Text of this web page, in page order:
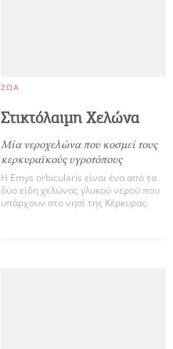
ΖΏΑ
Στικτόλαιμη Χελώνα
Μία νεροχελώνα που κοσμεί τους
κερκυραϊκούς υγροτόπους
Η Emys orbicularis είναι ένα από τα
δύο είδη χελώνας γλυκού νερού που
υπάρχουν στο νησί της Κέρκυρας.